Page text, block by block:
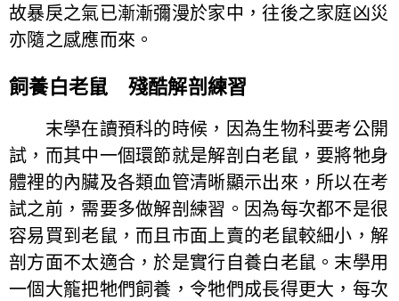
故暴戾之氣已漸漸彌漫於家中，往後之家庭凶災
亦隨之感應而來。
飼養白老鼠 殘酷解剖練習
末學在讀預科的時候，因為生物科要考公開
試，而其中一個環節就是解剖白老鼠，要將牠身
體裡的內臟及各類血管清晰顯示出來，所以在考
試之前，需要多做解剖練習。因為每次都不是很
容易買到老鼠，而且市面上賣的老鼠較細小，解
剖方面不太適合，於是實行自養白老鼠。末學用
一個大籠把牠們飼養，令牠們成長得更大，每次